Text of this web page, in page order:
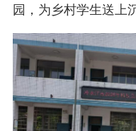
园，为乡村学生送上